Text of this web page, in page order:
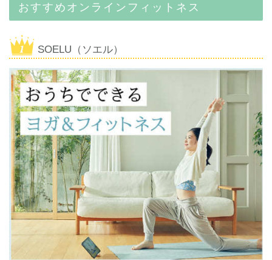
おすすめオンラインフィットネス
SOELU（ソエル）